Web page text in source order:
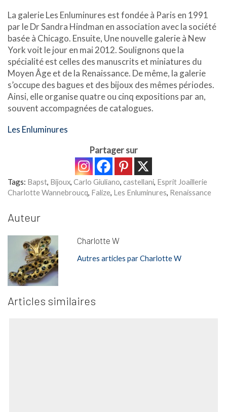
La galerie Les Enluminures est fondée à Paris en 1991
par le Dr Sandra Hindman en association avec la société
basée à Chicago. Ensuite, Une nouvelle galerie à New
York voit le jour en mai 2012. Soulignons que la
spécialité est celles des manuscrits et miniatures du
Moyen Âge et de la Renaissance. De même, la galerie
s’occupe des bagues et des bijoux des mêmes périodes.
Ainsi, elle organise quatre ou cinq expositions par an,
souvent accompagnées de catalogues.
Les Enluminures
Partager sur
Tags: Bapst, Bijoux, Carlo Giuliano, castellani, Esprit Joaillerie
Charlotte Wannebroucq, Falize, Les Enluminures, Renaissance
Auteur
Charlotte W
Autres articles par Charlotte W
Articles similaires